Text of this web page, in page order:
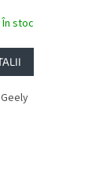
În stoc